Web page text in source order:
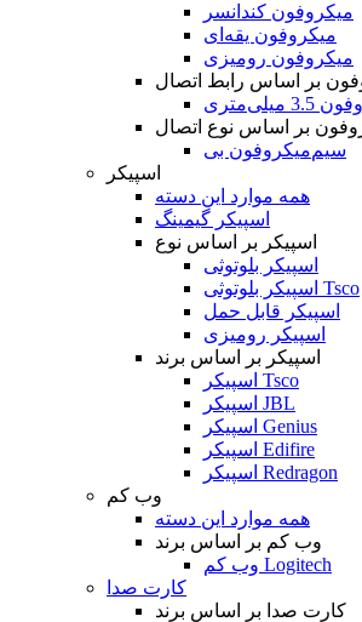
میکروفون کندانسر
میکروفون یقه‌ای
میکروفون رومیزی
بر اساس رابط اتصال
میلی‌متری
بر اساس نوع اتصال
میکروفون بی‌‎سیم
اسپیکر
همه موارد این دسته
اسپیکر گیمینگ
اسپیکر بر اساس نوع
اسپیکر بلوتوثی
اسپیکر بلوتوثی Tsco
اسپیکر قابل حمل
اسپیکر رومیزی
اسپیکر بر اساس برند
اسپیکر Tsco
اسپیکر JBL
اسپیکر Genius
اسپیکر Edifire
اسپیکر Redragon
وب کم
همه موارد این دسته
وب کم بر اساس برند
وب کم Logitech
کارت صدا
کارت صدا بر اساس برند